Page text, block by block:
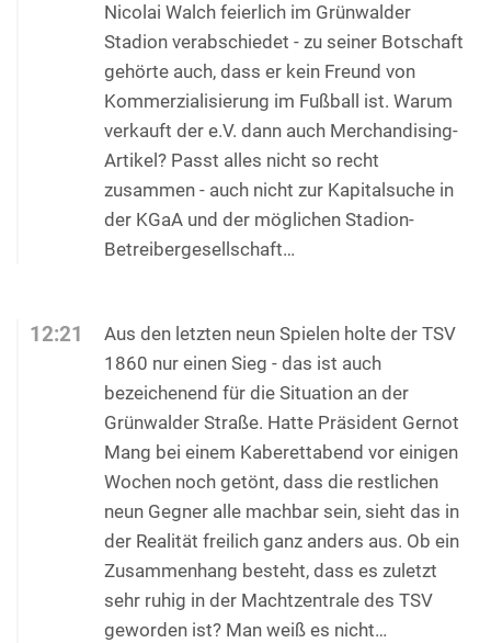
Nicolai Walch feierlich im Grünwalder
Stadion verabschiedet - zu seiner Botschaft
gehörte auch, dass er kein Freund von
Kommerzialisierung im Fußball ist. Warum
verkauft der e.V. dann auch Merchandising-
Artikel? Passt alles nicht so recht
zusammen - auch nicht zur Kapitalsuche in
der KGaA und der möglichen Stadion-
Betreibergesellschaft…
12:21
Aus den letzten neun Spielen holte der TSV
1860 nur einen Sieg - das ist auch
bezeichenend für die Situation an der
Grünwalder Straße. Hatte Präsident Gernot
Mang bei einem Kaberettabend vor einigen
Wochen noch getönt, dass die restlichen
neun Gegner alle machbar sein, sieht das in
der Realität freilich ganz anders aus. Ob ein
Zusammenhang besteht, dass es zuletzt
sehr ruhig in der Machtzentrale des TSV
geworden ist? Man weiß es nicht…